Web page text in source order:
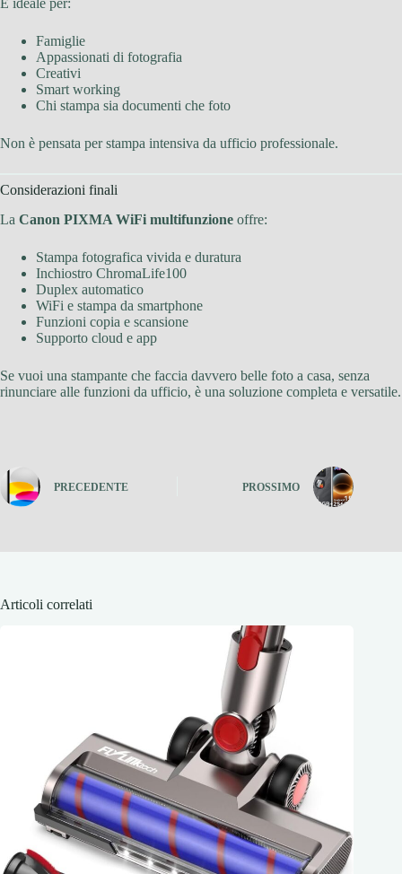
Famiglie
Appassionati di fotografia
Creativi
Smart working
Chi stampa sia documenti che foto
Non è pensata per stampa intensiva da ufficio professionale.
Considerazioni finali
La Canon PIXMA WiFi multifunzione offre:
Stampa fotografica vivida e duratura
Inchiostro ChromaLife100
Duplex automatico
WiFi e stampa da smartphone
Funzioni copia e scansione
Supporto cloud e app
Se vuoi una stampante che faccia davvero belle foto a casa, senza
rinunciare alle funzioni da ufficio, è una soluzione completa e versatile.
PRECEDENTE PROSSIMO
Articoli correlati